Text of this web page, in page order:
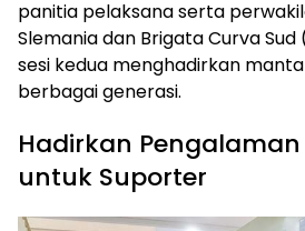
panitia pelaksana serta
Slemania dan Brigata Curva Sud
sesi kedua menghadirkan
berbagai generasi.
Hadirkan
untuk Suporter